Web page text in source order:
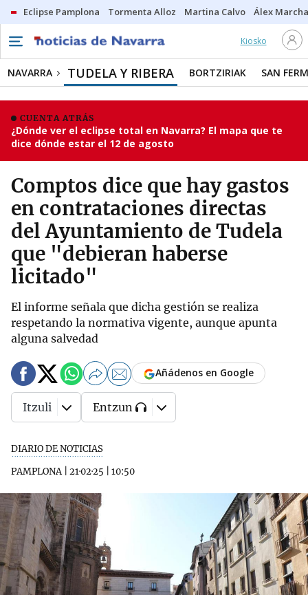
Eclipse Pamplona Tormenta Alloz Martina Calvo Álex
Kiosko
NAVARRA TUDELA Y RIBERA BORTZIRIAK SAN
CUENTA ATRÁS
¿Dónde ver el eclipse total en Navarra? El mapa que te
dice dónde estar el 12 de agosto
Comptos dice que hay gastos
en contrataciones directas
del Ayuntamiento de Tudela
que "debieran haberse
licitado"
El informe señala que dicha gestión se realiza
respetando la normativa vigente, aunque apunta
alguna salvedad
DIARIO DE NOTICIAS
PAMPLONA| 21·02·25 10:50
Añádenos en Google
Itzuli Entzun